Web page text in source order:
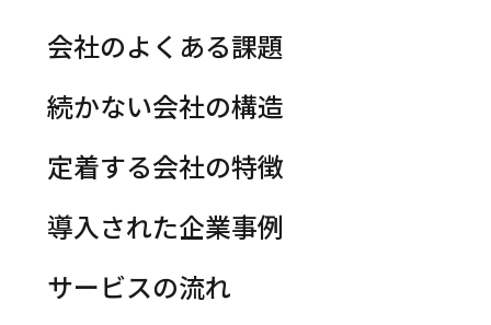
会社のよくある課題
続かない会社の構造
定着する会社の特徴
導入された企業事例
サービスの流れ
経営者・人事のための運用メソッド
送信完了
お問い合わせありがとうございました。